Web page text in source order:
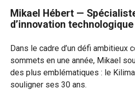
Mikael Hébert —
d’innovation technologique
Dans le cadre d’un défi ambitieux
sommets en une année, Mikael
des plus emblématiques : le
souligner ses 30 ans.